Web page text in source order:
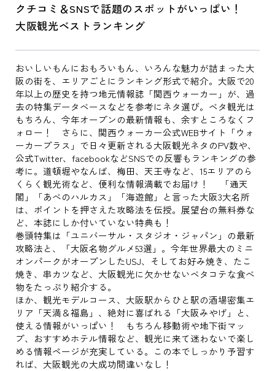
クチコミ＆SNSで話題のスポットがいっぱい！
大阪観光ベストランキング
おいしいもんにおもろいもん、いろんな魅力が詰まった大
阪の街を、エリアごとにランキング形式で紹介。大阪で20
年以上の歴史を持つ地元情報誌「関西ウォーカー」が、過
去の特集データベースなどを参考にネタ選び。ベタ観光は
もちろん、今年オープンの最新情報も、余すところなくフ
ォロー！ さらに、関西ウォーカー公式WEBサイト「ウォ
ーカープラス」で日々更新される大阪観光ネタのPV数や、
公式Twitter、facebookなどSNSでの反響もランキングの参
考に。道頓堀やなんば、梅田、天王寺など、15エリアのら
くらく観光術など、便利な情報満載でお届け！ 「通天
閣」「あべのハルカス」「海遊館」と言った大阪3大名所
は、ポイントを押さえた攻略法を伝授。展望台の無料券な
ど、本誌にしか付いていない特典も！
巻頭特集は「ユニバーサル・スタジオ・ジャパン」の最新
攻略法と、「大阪名物グルメ53選」。今年世界最大のミニ
オンパークがオープンしたUSJ、そしてお好み焼き、たこ
焼き、串カツなど、大阪観光に欠かせないベタコテな食べ
物をたっぷり紹介する。
ほか、観光モデルコース、大阪駅からひと駅の酒場密集エ
リア「天満＆福島」、絶対に喜ばれる「大阪みやげ」と、
使える情報がいっぱい！ もちろん移動術や地下街マッ
プ、おすすめホテル情報など、観光に来て迷わないで楽し
める情報ページが充実している。この本でしっかり予習す
れば、大阪観光の大成功間違いなし！